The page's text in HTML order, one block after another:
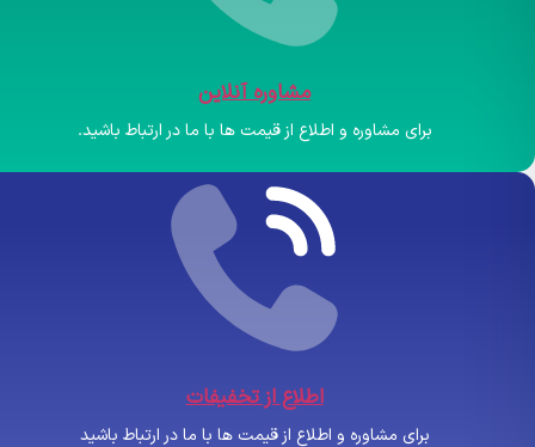
مشاوره آنلاین
برای مشاوره و اطلاع از قیمت ها با ما در ارتباط باشید.
اطلاع از تخفیفات
برای مشاوره و اطلاع از قیمت ها با ما در ارتباط باشید